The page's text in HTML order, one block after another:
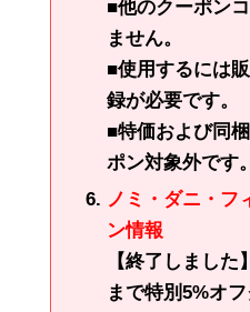
■他のクーポン
ません。
■使用するには
録が必要です。
■特価および同
ポン対象外です。
ノミ・ダニ・フ
ン情報
【終了しました
まで特別5%オ